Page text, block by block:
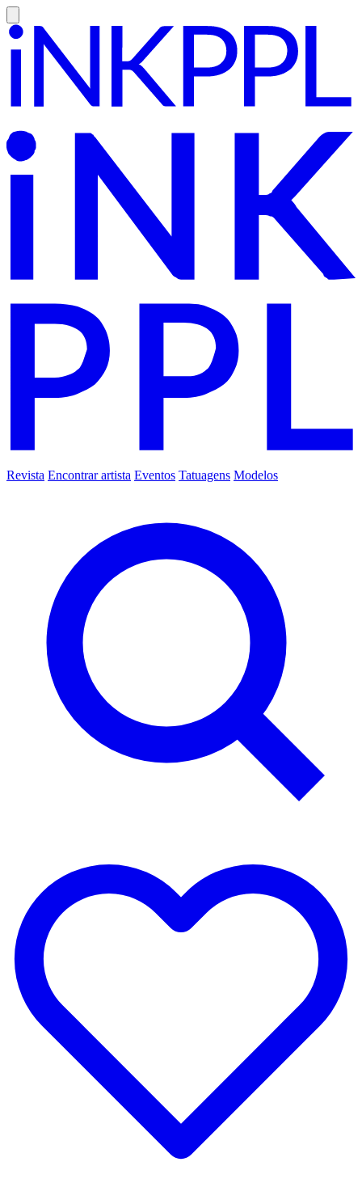
Revista Encontrar artista Eventos Tatuagens Modelos